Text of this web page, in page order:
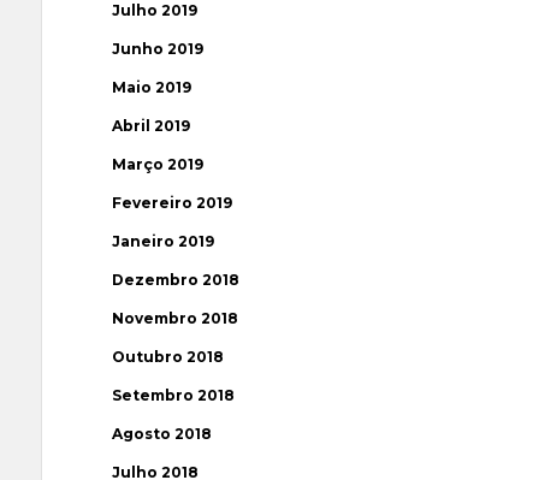
Julho 2019
Junho 2019
Maio 2019
Abril 2019
Março 2019
Fevereiro 2019
Janeiro 2019
Dezembro 2018
Novembro 2018
Outubro 2018
Setembro 2018
Agosto 2018
Julho 2018